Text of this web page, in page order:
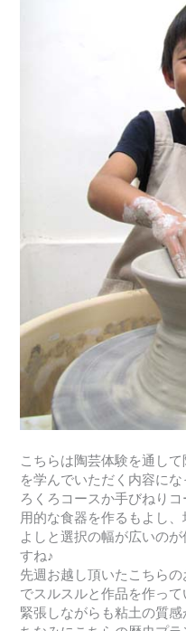
こちらは陶芸体験を通し
を学んでいただく内容にな
ろくろコースか手びねり
用的な食器を作るもよし
よしと選択の幅が広いの
すね♪
先週お越し頂いたこちら
でスルスルと作品を作って
緊張しながらも粘土の質